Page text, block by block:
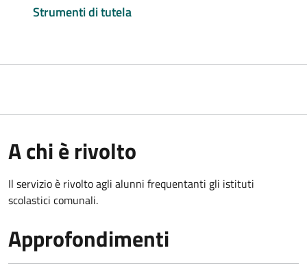
Strumenti di tutela
A chi è rivolto
Il servizio è rivolto agli alunni frequentanti gli istituti
scolastici comunali.
Approfondimenti